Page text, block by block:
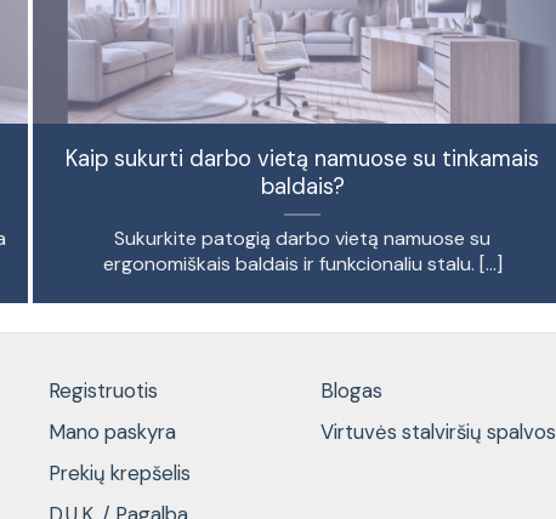
Kaip sukurti darbo vietą namuose su tinkamais
baldais?
Sukurkite patogią darbo vietą namuose su
ergonomiškais baldais ir funkcionaliu stalu. [...]
Registruotis
Mano paskyra
Prekių krepšelis
Blogas
Virtuvės stalviršių spalvos